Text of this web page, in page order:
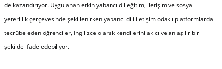
de kazandırıyor. Uygulanan etkin yabancı dil eğitim, iletişim ve sosyal
yeterlilik çerçevesinde şekillenirken yabancı dili iletişim odaklı platformlarda
tecrübe eden öğrenciler, İngilizce olarak kendilerini akıcı ve anlaşılır bir
şekilde ifade edebiliyor.